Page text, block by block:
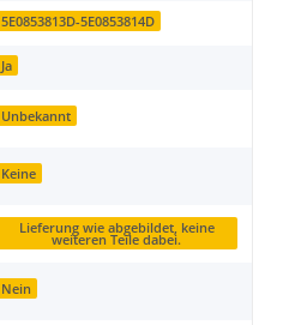
5E0853813D-5E0853814D
Ja
Unbekannt
Keine
Lieferung wie abgebildet, keine
weiteren Teile dabei.
Nein